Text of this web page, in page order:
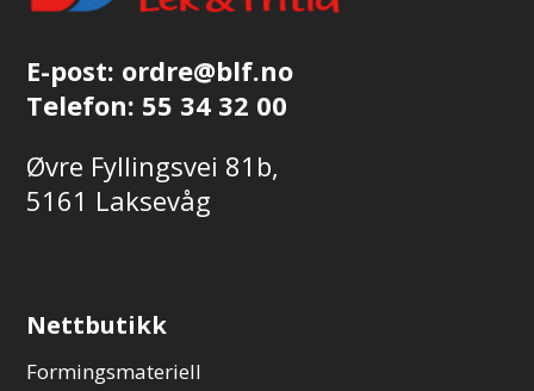
E-post: ordre@blf.no
Telefon: 55 34 32 00
Øvre Fyllingsvei 81b,
5161 Laksevåg
Nettbutikk
Formingsmateriell